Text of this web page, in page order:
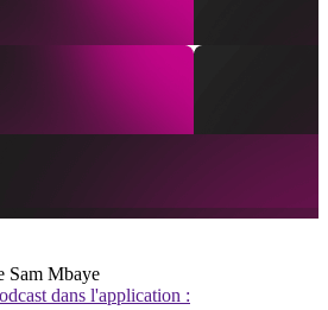
Sam Mbaye
dans l'application :